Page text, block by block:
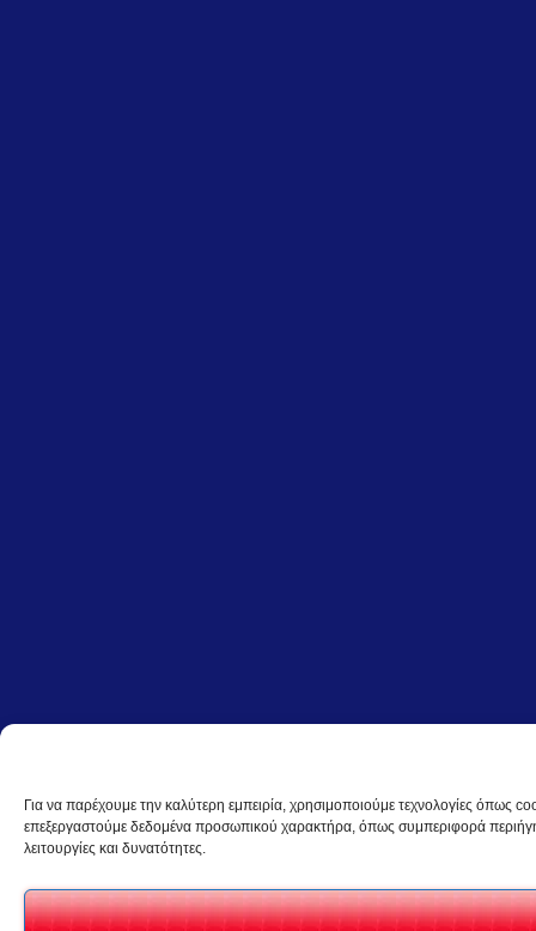
Για να παρέχουμε την καλύτερη εμπειρία, χρησιμοποιούμε τεχνολογίες όπως
επεξεργαστούμε δεδομένα προσωπικού χαρακτήρα, όπως συμπεριφορά
λειτουργίες και δυνατότητες.